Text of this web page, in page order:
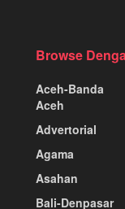
Browse
Aceh-Banda
Aceh
Advertorial
Agama
Asahan
Bali-Denpasar